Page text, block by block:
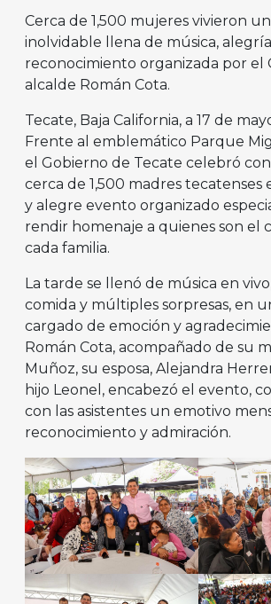
Cerca de 1,500 mujeres vivieron
inolvidable llena de música,
reconocimiento organizada por el
alcalde Román Cota.
Tecate, Baja California, a 17 de
Frente al emblemático Parque
el Gobierno de Tecate celebró
cerca de 1,500 madres tecatenses
y alegre evento organizado
rendir homenaje a quienes son el
cada familia.
La tarde se llenó de música en
comida y múltiples sorpresas, en
cargado de emoción y
Román Cota, acompañado de su
Muñoz, su esposa, Alejandra
hijo Leonel, encabezó el evento,
con las asistentes un emotivo
reconocimiento y admiración.